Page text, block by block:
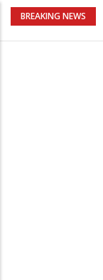
BREAKING NEWS